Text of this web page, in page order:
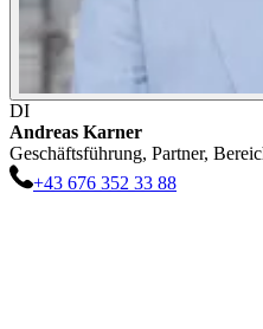
DI
Andreas Karner
Geschäftsführung, Partner,
+43 676 352 33 88